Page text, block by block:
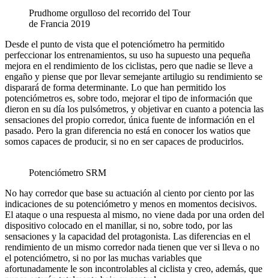
Prudhome orgulloso del recorrido del Tour
de Francia 2019
Desde el punto de vista que el potenciómetro ha permitido
perfeccionar los entrenamientos, su uso ha supuesto una pequeña
mejora en el rendimiento de los ciclistas, pero que nadie se lleve a
engaño y piense que por llevar semejante artilugio su rendimiento se
disparará de forma determinante. Lo que han permitido los
potenciómetros es, sobre todo, mejorar el tipo de información que
dieron en su día los pulsómetros, y objetivar en cuanto a potencia las
sensaciones del propio corredor, única fuente de información en el
pasado. Pero la gran diferencia no está en conocer los watios que
somos capaces de producir, si no en ser capaces de producirlos.
Potenciómetro SRM
No hay corredor que base su actuación al ciento por ciento por las
indicaciones de su potenciómetro y menos en momentos decisivos.
El ataque o una respuesta al mismo, no viene dada por una orden del
dispositivo colocado en el manillar, si no, sobre todo, por las
sensaciones y la capacidad del protagonista. Las diferencias en el
rendimiento de un mismo corredor nada tienen que ver si lleva o no
el potenciómetro, si no por las muchas variables que
afortunadamente le son incontrolables al ciclista y creo, además, que